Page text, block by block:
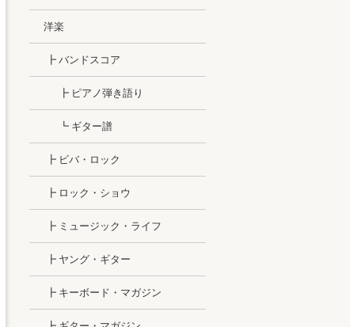
洋楽
┣ バンドスコア
┣ ピアノ弾き語り
┗ ギター譜
┣ ビバ・ロック
┣ ロック・ショウ
┣ ミュージック・ライフ
┣ ヤング・ギター
┣ キーボード・マガジン